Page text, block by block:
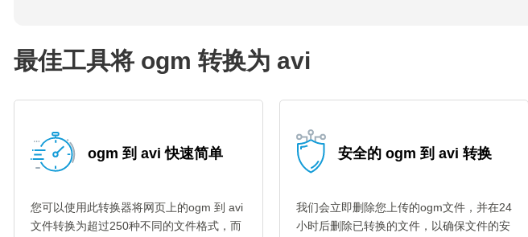
最佳工具将 ogm 转换为 avi
ogm 到 avi 快速简单
您可以使用此转换器将网页上的ogm 到 avi
文件转换为超过250种不同的文件格式，而
安全的 ogm 到 avi 转换
我们会立即删除您上传的ogm文件，并在24
小时后删除已转换的文件，以确保文件的安